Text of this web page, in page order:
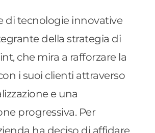
di tecnologie innovative
della strategia di
che mira a rafforzare la
i suoi clienti attraverso
e una
progressiva. Per
ha deciso di affidare